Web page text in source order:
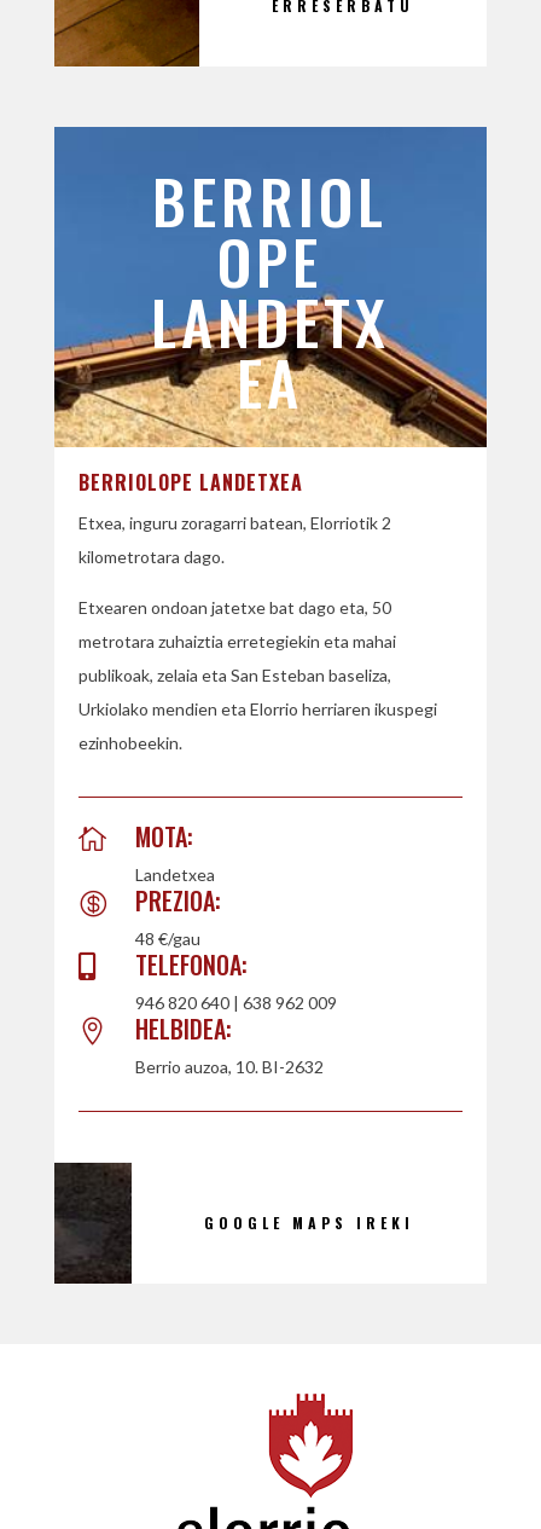
ERRESERBATU
BERRIOL
OPE
LANDETX
EA
BERRIOLOPE LANDETXEA
Etxea, inguru zoragarri batean, Elorriotik 2
kilometrotara dago.
Etxearen ondoan jatetxe bat dago eta, 50
metrotara zuhaiztia erretegiekin eta mahai
publikoak, zelaia eta San Esteban baseliza,
Urkiolako mendien eta Elorrio herriaren ikuspegi
ezinhobeekin.
 MOTA:
Landetxea
 PREZIOA:
48 €/gau
 TELEFONOA:
946 820 640 | 638 962 009
 HELBIDEA:
Berrio auzoa, 10. BI-2632
GOOGLE MAPS IREKI